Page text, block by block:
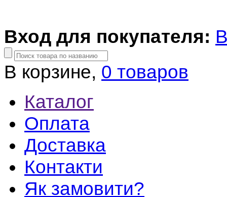
Вход для покупателя:
В корзине, 0 товаров
Каталог
Оплата
Доставка
Контакти
Як замовити?